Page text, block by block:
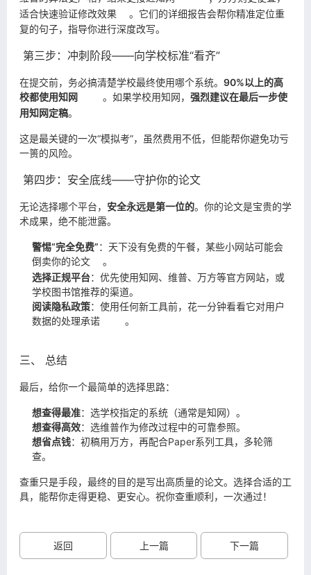
适合快速验证修改效果
。它们的详细报告会帮你精准定位重
复的句子，指导你进行深度改写。
第三步：冲刺阶段——向学校标准“看齐”
在提交前，务必搞清楚学校最终使用哪个系统。 90%以上的高
校都使用知网
。如果学校用知网， 强烈建议在最后一步使
用知网定稿。
这是最关键的一次“模拟考”，虽然费用不低，但能帮你避免功亏
一篑的风险。
第四步：安全底线——守护你的论文
无论选择哪个平台， 安全永远是第一位的。你的论文是宝贵的学
术成果，绝不能泄露。
警惕“完全免费”：天下没有免费的午餐，某些小网站可能会
倒卖你的论文
。
选择正规平台：优先使用知网、维普、万方等官方网站，或
学校图书馆推荐的渠道。
阅读隐私政策：使用任何新工具前，花一分钟看看它对用户
数据的处理承诺
。
三、 总结
最后，给你一个最简单的选择思路：
想查得最准：选学校指定的系统（通常是知网）。
想查得高效：选维普作为修改过程中的可靠参照。
想省点钱：初稿用万方，再配合Paper系列工具，多轮筛
查。
查重只是手段，最终的目的是写出高质量的论文。选择合适的工
具，能帮你走得更稳、更安心。祝你查重顺利，一次通过！
返回 上一篇 下一篇